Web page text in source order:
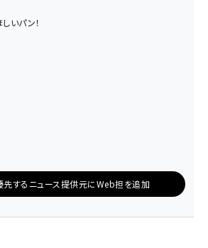
いパン！
先するニュース提供元にWeb担を追加